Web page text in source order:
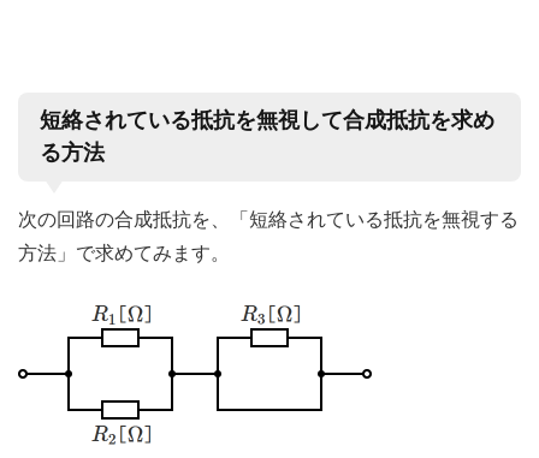
短絡されている抵抗を無視して合成抵抗を求め
る方法
次の回路の合成抵抗を、「短絡されている抵抗を無視する
方法」で求めてみます。